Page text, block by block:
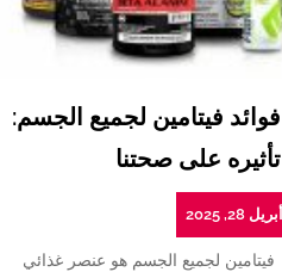
فوائد فيتامين لجميع الجسم:
تأثيره على صحتنا
أبريل 28, 2025
فيتامين لجميع الجسم هو عنصر غذائي